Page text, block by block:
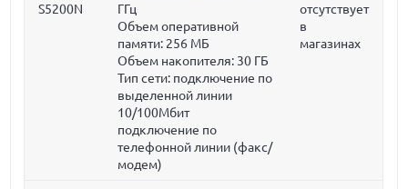
S5200N
ГГц
Объем оперативной
памяти: 256 МБ
Объем накопителя: 30 ГБ
Тип сети: подключение по
выделенной линии
10/100Мбит
подключение по
телефонной линии (факс/
модем)
отсутствует
в
магазинах